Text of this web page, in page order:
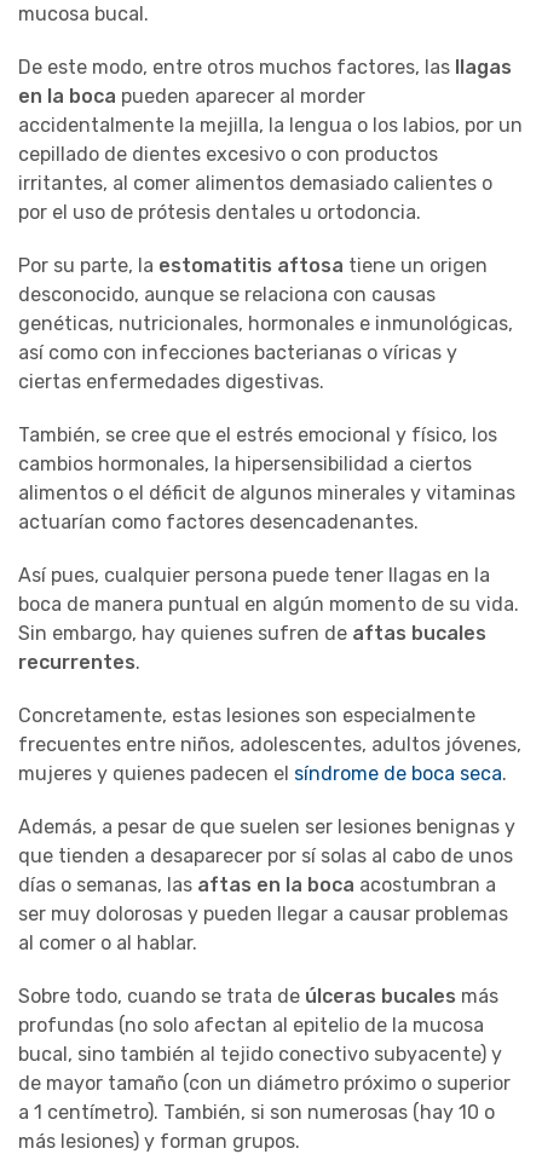
mucosa bucal.
De este modo, entre otros muchos factores, las llagas
en la boca pueden aparecer al morder
accidentalmente la mejilla, la lengua o los labios, por un
cepillado de dientes excesivo o con productos
irritantes, al comer alimentos demasiado calientes o
por el uso de prótesis dentales u ortodoncia.
Por su parte, la estomatitis aftosa tiene un origen
desconocido, aunque se relaciona con causas
genéticas, nutricionales, hormonales e inmunológicas,
así como con infecciones bacterianas o víricas y
ciertas enfermedades digestivas.
También, se cree que el estrés emocional y físico, los
cambios hormonales, la hipersensibilidad a ciertos
alimentos o el déficit de algunos minerales y vitaminas
actuarían como factores desencadenantes.
Así pues, cualquier persona puede tener llagas en la
boca de manera puntual en algún momento de su vida.
Sin embargo, hay quienes sufren de aftas bucales
recurrentes.
Concretamente, estas lesiones son especialmente
frecuentes entre niños, adolescentes, adultos jóvenes,
mujeres y quienes padecen el síndrome de boca seca.
Además, a pesar de que suelen ser lesiones benignas y
que tienden a desaparecer por sí solas al cabo de unos
días o semanas, las aftas en la boca acostumbran a
ser muy dolorosas y pueden llegar a causar problemas
al comer o al hablar.
Sobre todo, cuando se trata de úlceras bucales más
profundas (no solo afectan al epitelio de la mucosa
bucal, sino también al tejido conectivo subyacente) y
de mayor tamaño (con un diámetro próximo o superior
a 1 centímetro). También, si son numerosas (hay 10 o
más lesiones) y forman grupos.